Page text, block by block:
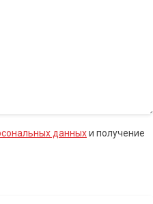
данныхи получение